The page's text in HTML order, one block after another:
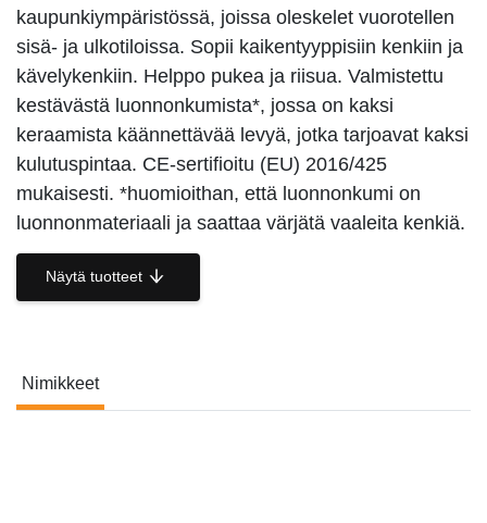
kaupunkiympäristössä, joissa oleskelet vuorotellen
sisä- ja ulkotiloissa. Sopii kaikentyyppisiin kenkiin ja
kävelykenkiin. Helppo pukea ja riisua. Valmistettu
kestävästä luonnonkumista*, jossa on kaksi
keraamista käännettävää levyä, jotka tarjoavat kaksi
kulutuspintaa. CE-sertifioitu (EU) 2016/425
mukaisesti. *huomioithan, että luonnonkumi on
luonnonmateriaali ja saattaa värjätä vaaleita kenkiä.
Näytä tuotteet
Nimikkeet